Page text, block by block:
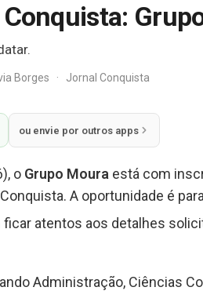
Borges · Jornal Conquista
ou envie por outros apps
o Grupo Moura está com
A oportunidade é
atentos aos detalhes
Administração, Ciências